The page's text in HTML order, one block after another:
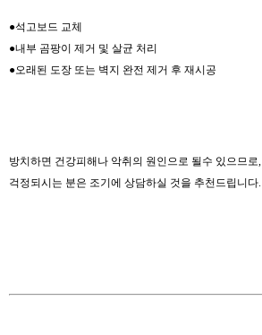
●석고보드 교체
●내부 곰팡이 제거 및 살균 처리
●오래된 도장 또는 벽지 완전 제거 후 재시공
방치하면 건강피해나 악취의 원인으로 될수 있으므로,
걱정되시는 분은 조기에 상담하실 것을 추천드립니다.